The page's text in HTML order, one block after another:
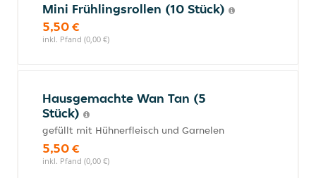
Mini Frühlingsrollen (10 Stück)
5,50 €
inkl. Pfand (0,00 €)
Hausgemachte Wan Tan (5
Stück)
gefüllt mit Hühnerfleisch und Garnelen
5,50 €
inkl. Pfand (0,00 €)